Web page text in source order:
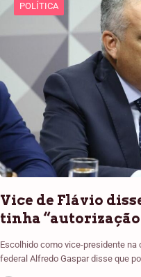
POLÍTICA
Vice de Flávio
tinha
Escolhido como vice-presidente na
federal Alfredo Gaspar disse que